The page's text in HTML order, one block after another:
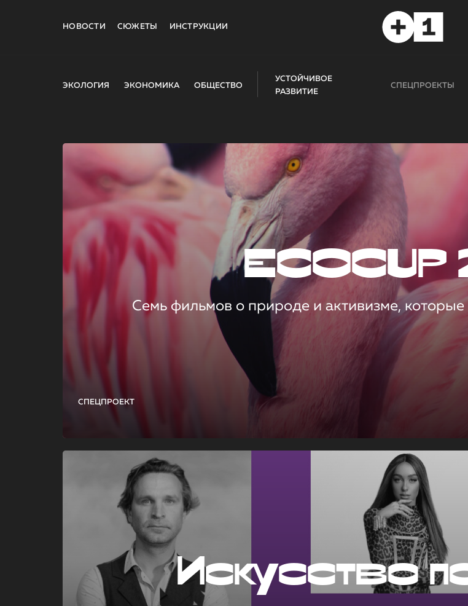
НОВОСТИ СЮЖЕТЫ ИНСТРУКЦИИ
ЭКОЛОГИЯ ЭКОНОМИКА ОБЩЕСТВО
УСТОЙЧИВОЕ
РАЗВИТИЕ
СПЕЦПРОЕКТЫ
СПЕЦПРОЕКТ
Семь фильмов о природе и активизме,
Искусство